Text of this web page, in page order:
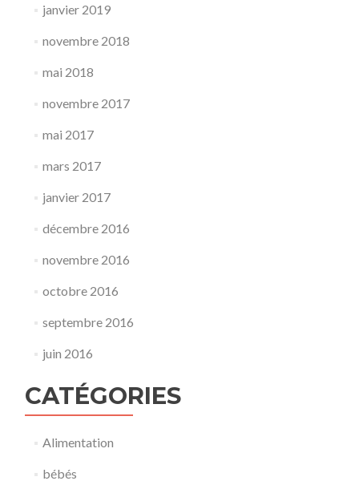
janvier 2019
novembre 2018
mai 2018
novembre 2017
mai 2017
mars 2017
janvier 2017
décembre 2016
novembre 2016
octobre 2016
septembre 2016
juin 2016
CATÉGORIES
Alimentation
bébés